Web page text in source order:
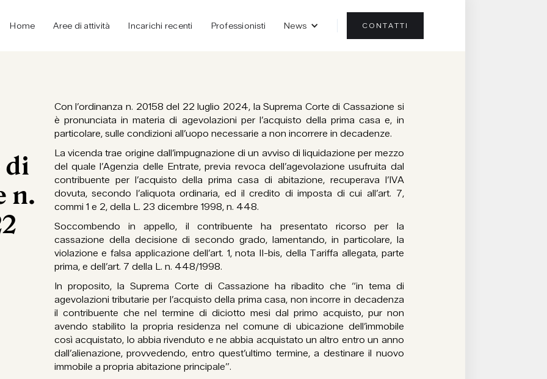
Home Aree di attività Incarichi recenti Professionisti News CONTATTI
di
n.
Con l’ordinanza n. 20158 del 22 luglio 2024, la Suprema Corte di Cassazione si
è pronunciata in materia di agevolazioni per l’acquisto della prima casa e, in
particolare, sulle condizioni all’uopo necessarie a non incorrere in decadenze.
La vicenda trae origine dall’impugnazione di un avviso di liquidazione per mezzo
del quale l’Agenzia delle Entrate, previa revoca dell’agevolazione usufruita dal
contribuente per l’acquisto della prima casa di abitazione, recuperava l’IVA
dovuta, secondo l’aliquota ordinaria, ed il credito di imposta di cui all’art. 7,
commi 1 e 2, della L. 23 dicembre 1998, n. 448.
Soccombendo in appello, il contribuente ha presentato ricorso per la
cassazione della decisione di secondo grado, lamentando, in particolare, la
violazione e falsa applicazione dell’art. 1, nota II-bis, della Tariffa allegata, parte
prima, e dell’art. 7 della L. n. 448/1998.
In proposito, la Suprema Corte di Cassazione ha ribadito che “in tema di
agevolazioni tributarie per l’acquisto della prima casa, non incorre in decadenza
il contribuente che nel termine di diciotto mesi dal primo acquisto, pur non
avendo stabilito la propria residenza nel comune di ubicazione dell’immobile
così acquistato, lo abbia rivenduto e ne abbia acquistato un altro entro un anno
dall’alienazione, provvedendo, entro quest’ultimo termine, a destinare il nuovo
immobile a propria abitazione principale”.